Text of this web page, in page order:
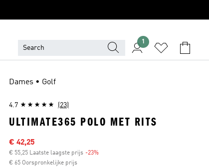
1
Dames • Golf
4.7 (23)
ULTIMATE365 POLO MET RITS
Sale price
€ 42,25
€ 55,25 Laatste laagste prijs -23%
€ 65 Oorspronkelijke prijs